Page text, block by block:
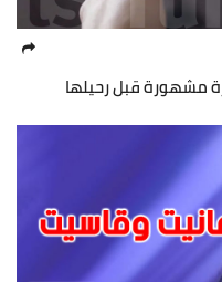
مشهورة قبل رحيلها